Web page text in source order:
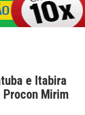
e Itabira
Mirim